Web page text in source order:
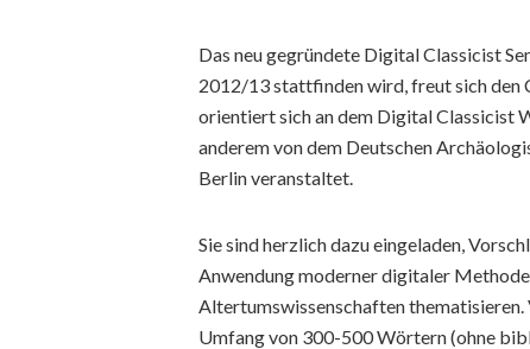
Das neu gegründete Digital Classicist
2012/13 stattfinden wird, freut sich den
orientiert sich an dem Digital Classicist
anderem von dem Deutschen
Berlin veranstaltet.
Sie sind herzlich dazu eingeladen,
Anwendung moderner digitaler
Altertumswissenschaften thematisieren.
Umfang von 300-500 Wörtern (ohne